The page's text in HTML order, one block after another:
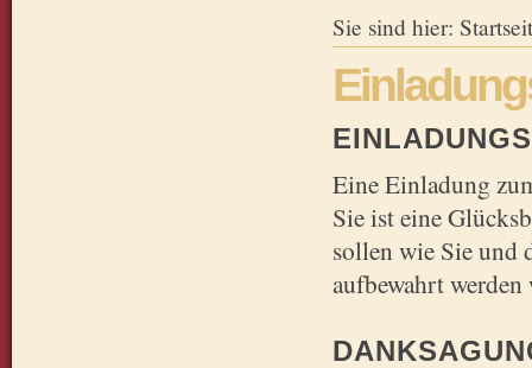
Sie sind hier:
Eine Einladung
Sie ist eine
sollen wie Sie und
aufbewahrt